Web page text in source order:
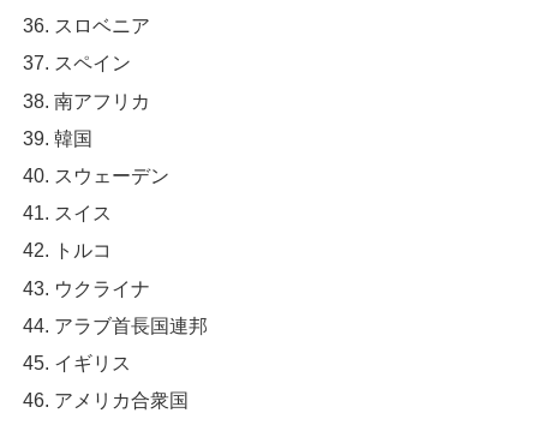
スロベニア
スペイン
南アフリカ
韓国
スウェーデン
スイス
トルコ
ウクライナ
アラブ首長国連邦
イギリス
アメリカ合衆国